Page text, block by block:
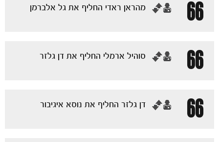
66 ‏מהראן ראדי החליף את גל אלברמן
66 ‏סוהיל ארמלי החליף את דן גלזר
66 ‏דן גלזר החליף את נוסא איגיבור